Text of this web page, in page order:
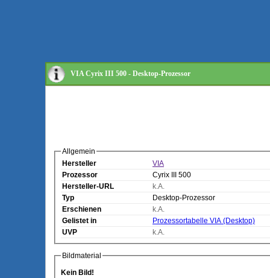
VIA Cyrix III 500 - Desktop-Prozessor
Allgemein
Hersteller
VIA
Prozessor
Cyrix III 500
Hersteller-URL
k.A.
Typ
Desktop-Prozessor
Erschienen
k.A.
Gelistet in
Prozessortabelle VIA (Desktop)
UVP
k.A.
Bildmaterial
Kein Bild!